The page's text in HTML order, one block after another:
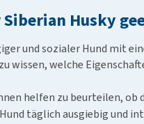
Husky
und sozialer Hund mit
wissen, welche
helfen zu beurteilen, ob
täglich ausgiebig und